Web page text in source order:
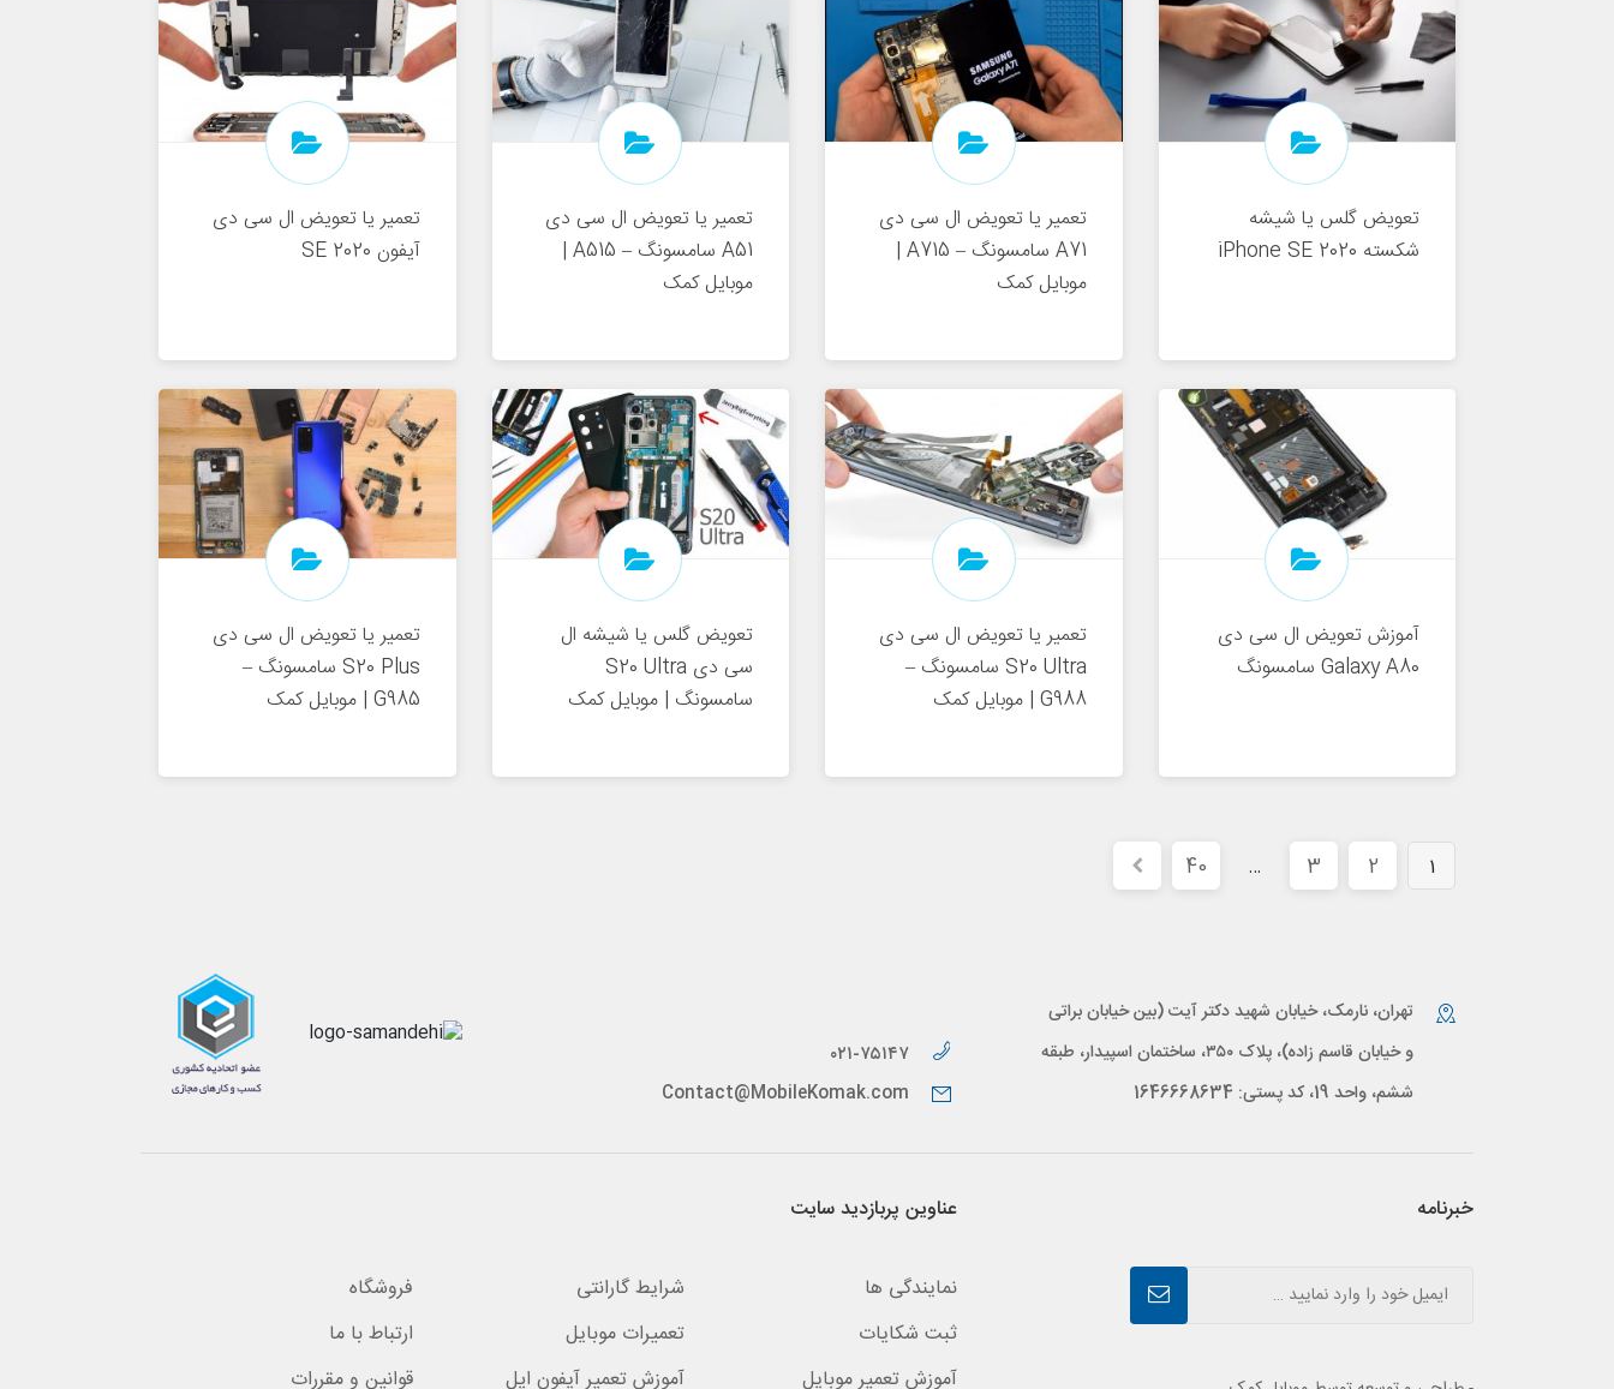
تعویض گلس یا شیشه
شکسته iPhone SE 2020
تعمیر یا تعویض ال سی دی
A71 سامسونگ – A715 |
موبایل کمک
تعمیر یا تعویض ال سی دی
A51 سامسونگ – A515 |
موبایل کمک
تعمیر یا تعویض ال سی دی
آیفون SE 2020
آموزش تعویض ال سی دی
Galaxy A80 سامسونگ
تعمیر یا تعویض ال سی دی
S20 Ultra سامسونگ –
G988 | موبایل کمک
تعویض گلس یا شیشه ال
سی دی S20 Ultra
سامسونگ | موبایل کمک
تعمیر یا تعویض ال سی دی
S20 Plus سامسونگ –
G985 | موبایل کمک
1
2
3
…
40
تهران، نارمک، خیابان شهید دکتر آیت (بین خیابان براتی
و خیابان قاسم زاده)، پلاک ۳۵۰، ساختمان اسپیدار، طبقه
ششم، واحد 19، کد پستی: 1646668634
۰۲۱-۷۵۱۴۷
Contact@MobileKomak.com
خبرنامه عناوین پربازدید سایت
نمایندگی ها شرایط گارانتی
فروشگاه
ثبت شکایات
تعمیرات موبایل
ارتباط با ما
آموزش تعمیر موبایل
آموزش تعمیر آیفون اپل قوانین و مقررات